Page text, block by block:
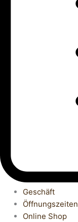
Geschäft
Öffnungszeiten
Online Shop